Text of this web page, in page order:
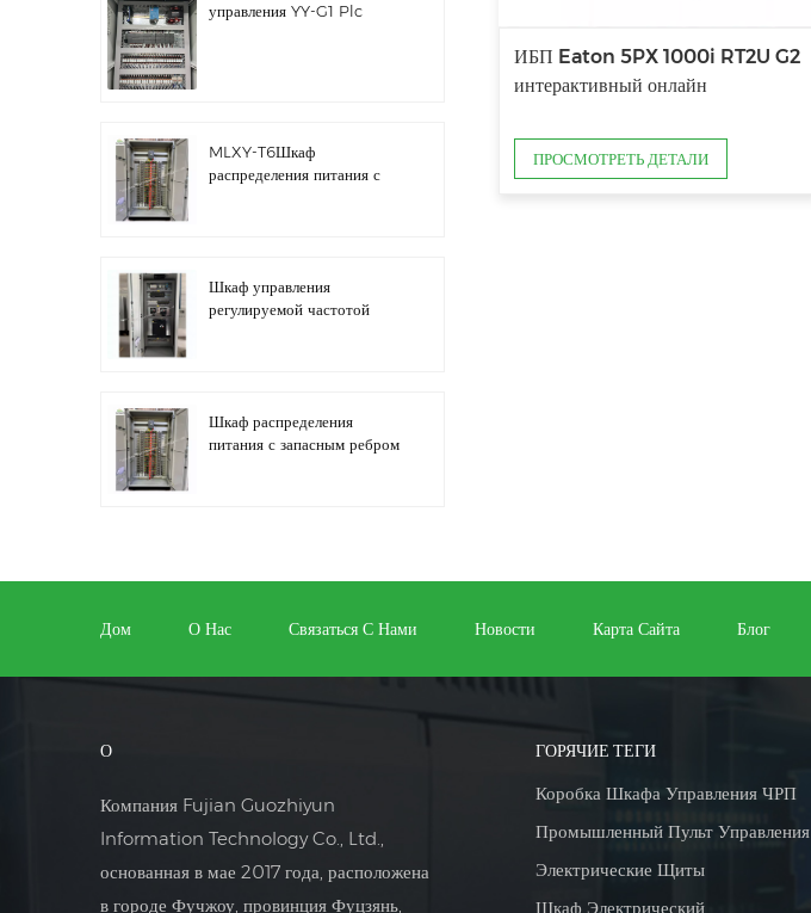
ИБП Eaton 5PX 1000i RT2U G2
интерактивный онлайн
ПРОСМОТРЕТЬ ДЕТАЛИ
управления YY-G1 Plc
MLXY-T6Шкаф
распределения питания с
Шкаф управления
регулируемой частотой
Шкаф распределения
питания с запасным ребром
распределительного
оборудование управления
используемый в ящике
электросчетчика торговых
Дом О Нас Связаться С Нами Новости Карта Сайта Блог
О
Компания Fujian Guozhiyun
Information Technology Co., Ltd.,
основанная в мае 2017 года, расположена
в городе Фучжоу, провинция Фуцзянь,
ГОРЯЧИЕ ТЕГИ
Коробка Шкафа Управления ЧРП
Промышленный Пульт Управления
Электрические Щиты
Шкаф Электрический